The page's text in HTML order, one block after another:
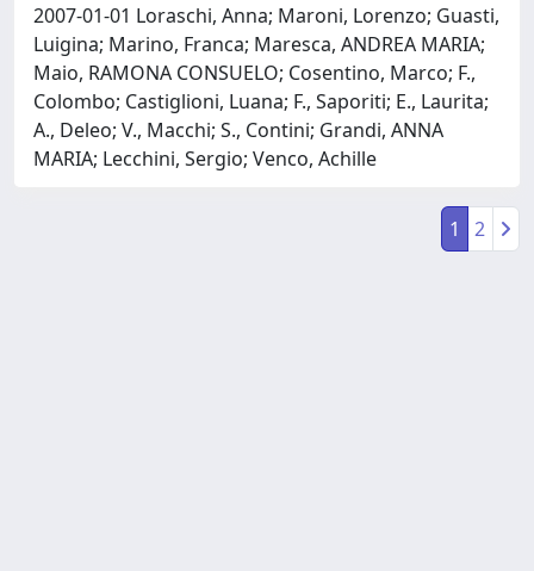
2007-01-01 Loraschi, Anna; Maroni, Lorenzo; Guasti,
Luigina; Marino, Franca; Maresca, ANDREA MARIA;
Maio, RAMONA CONSUELO; Cosentino, Marco; F.,
Colombo; Castiglioni, Luana; F., Saporiti; E., Laurita;
A., Deleo; V., Macchi; S., Contini; Grandi, ANNA
MARIA; Lecchini, Sergio; Venco, Achille
1 2